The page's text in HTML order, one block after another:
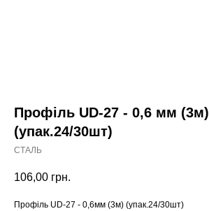
Профіль UD-27 - 0,6 мм (3м)
(упак.24/30шт)
СТАЛЬ
106,00 грн.
Профіль UD-27 - 0,6мм (3м) (упак.24/30шт)